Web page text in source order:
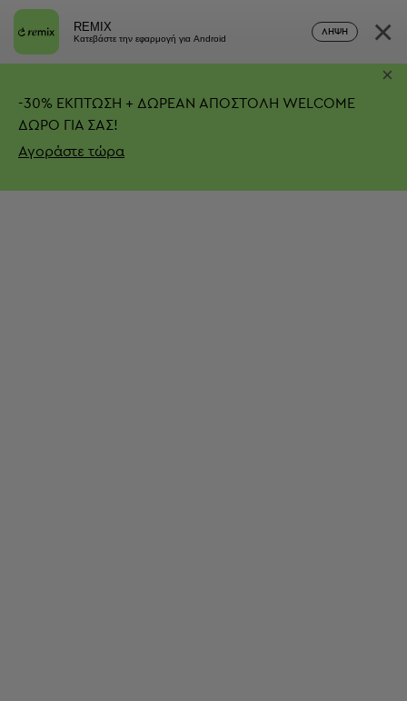
REMIX
Κατεβάστε την εφαρμογή για Android
ΛΉΨΗ ×
-30% ΕΚΠΤΩΣΗ + ΔΩΡΕΑΝ ΑΠΟΣΤΟΛΗ WELCOME
ΔΩΡΟ ΓΙΑ ΣΑΣ!
Αγοράστε τώρα
×